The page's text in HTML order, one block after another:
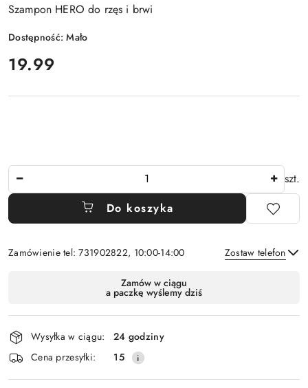
Szampon HERO do rzęs i brwi
Dostępność:Mało
cena:
19.99
szt.
Do koszyka
Zamówienie tel: 731902822, 10:00-14:00 Zostaw telefon
Wyślij
dostawa
Zamów w ciągu
a paczkę wyślemy dziś
Wysyłka w ciągu:
24 godziny
Cena przesyłki:
15